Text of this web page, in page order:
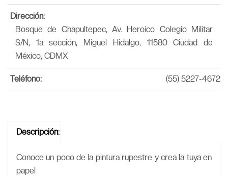
Dirección:
Bosque de Chapultepec, Av. Heroico Colegio Militar
S/N, 1a sección, Miguel Hidalgo, 11580 Ciudad de
México, CDMX
Teléfono: (55) 5227-4672
Descripción:
Conoce un poco de la pintura rupestre y crea la tuya en
papel